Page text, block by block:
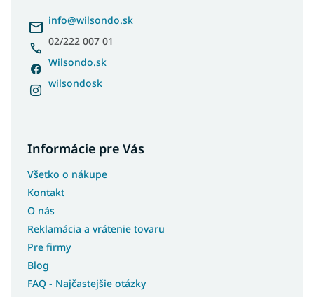
Lacné postele
Detské postele s prístelkou 90x200
Luxusné postele z masívu
Postele z masívu s úložným priestorom
Luxusné kontinentálne postele
Nízke postele
info@wilsondo.sk
02/222 007 01
Wilsondo.sk
wilsondosk
Informácie pre Vás
Všetko o nákupe
Kontakt
O nás
Reklamácia a vrátenie tovaru
Pre firmy
Blog
FAQ - Najčastejšie otázky